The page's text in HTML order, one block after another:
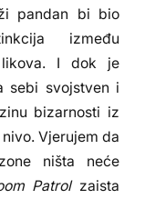
pandan bi bio
između
likova. I dok je
sebi svojstven i
bizarnosti iz
Vjerujem da
ništa neće
Patrolzaista